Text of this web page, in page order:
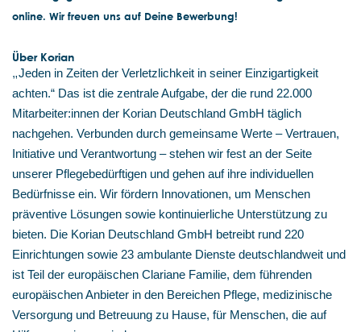
online. Wir freuen uns auf Deine Bewerbung!
Über Korian
„Jeden in Zeiten der Verletzlichkeit in seiner Einzigartigkeit
achten.“ Das ist die zentrale Aufgabe, der die rund 22.000
Mitarbeiter:innen der Korian Deutschland GmbH täglich
nachgehen. Verbunden durch gemeinsame Werte – Vertrauen,
Initiative und Verantwortung – stehen wir fest an der Seite
unserer Pflegebedürftigen und gehen auf ihre individuellen
Bedürfnisse ein. Wir fördern Innovationen, um Menschen
präventive Lösungen sowie kontinuierliche Unterstützung zu
bieten. Die Korian Deutschland GmbH betreibt rund 220
Einrichtungen sowie 23 ambulante Dienste deutschlandweit und
ist Teil der europäischen Clariane Familie, dem führenden
europäischen Anbieter in den Bereichen Pflege, medizinische
Versorgung und Betreuung zu Hause, für Menschen, die auf